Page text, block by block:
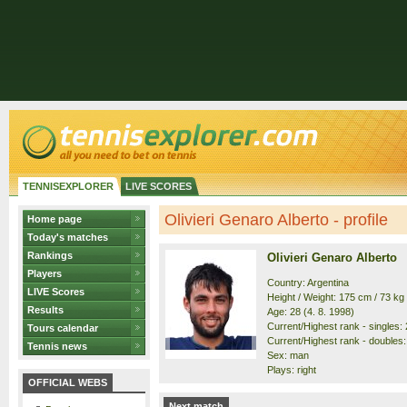
TENNISEXPLORER LIVE SCORES
Home page
Today's matches
Rankings
Players
LIVE Scores
Results
Tours calendar
Tennis news
OFFICIAL WEBS
Olivieri Genaro Alberto - profile
Olivieri Genaro Alberto
Country: Argentina
Height / Weight: 175 cm / 73 kg
Age: 28 (4. 8. 1998)
Current/Highest rank - singles:
Current/Highest rank -
Sex: man
Plays: right